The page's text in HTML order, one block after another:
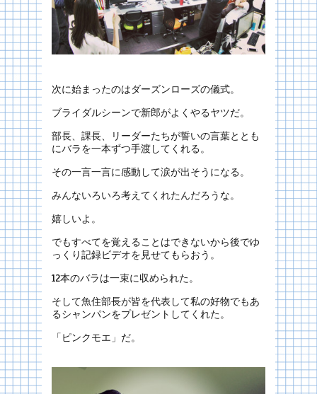
次に始まったのはダーズンローズの儀式。
ブライダルシーンで新郎がよくやるヤツだ。
部長、課長、リーダーたちが誓いの言葉ととも
にバラを一本ずつ手渡してくれる。
その一言一言に感動して涙が出そうになる。
みんないろいろ考えてくれたんだろうな。
嬉しいよ。
でもすべてを覚えることはできないから後でゆ
っくり記録ビデオを見せてもらおう。
12本のバラは一束に収められた。
そして魚住部長が皆を代表して私の好物でもあ
るシャンパンをプレゼントしてくれた。
「ピンクモエ」だ。